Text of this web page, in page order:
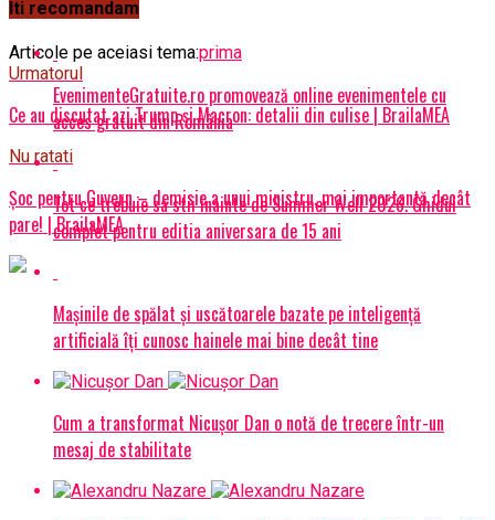
BrailaMEA.ro
Articole pe aceiasi tema:prima
Urmatorul
Ce au discutat azi Trump și Macron: detalii din culise | BrailaMEA
Nu ratati
Șoc pentru Guvern – demisie a unui ministru, mai importantă decât
pare! | BrailaMEA
Iti recomandam
EvenimenteGratuite.ro promovează online evenimentele cu
acces gratuit din România
Tot ce trebuie sa stii inainte de Summer Well 2026. Ghidul
complet pentru editia aniversara de 15 ani
Mașinile de spălat și uscătoarele bazate pe inteligență
artificială îți cunosc hainele mai bine decât tine
Cum a transformat Nicușor Dan o notă de trecere într-un
mesaj de stabilitate